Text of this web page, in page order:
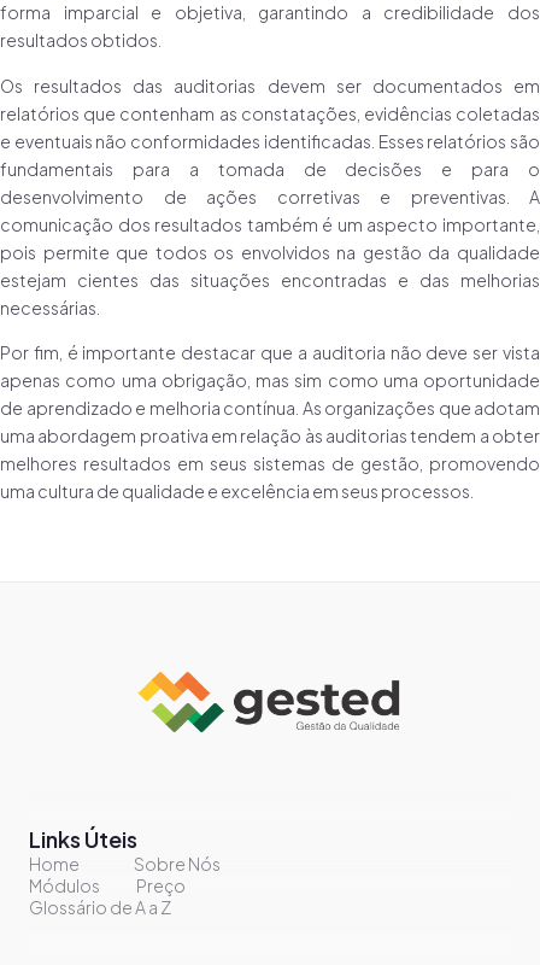
forma imparcial e objetiva, garantindo a credibilidade dos
resultados obtidos.
Os resultados das auditorias devem ser documentados em
relatórios que contenham as constatações, evidências coletadas
e eventuais não conformidades identificadas. Esses relatórios são
fundamentais para a tomada de decisões e para o
desenvolvimento de ações corretivas e preventivas. A
comunicação dos resultados também é um aspecto importante,
pois permite que todos os envolvidos na gestão da qualidade
estejam cientes das situações encontradas e das melhorias
necessárias.
Por fim, é importante destacar que a auditoria não deve ser vista
apenas como uma obrigação, mas sim como uma oportunidade
de aprendizado e melhoria contínua. As organizações que adotam
uma abordagem proativa em relação às auditorias tendem a obter
melhores resultados em seus sistemas de gestão, promovendo
uma cultura de qualidade e excelência em seus processos.
Links Úteis
Home
Sobre Nós
Módulos
Preço
Glossário de A a Z